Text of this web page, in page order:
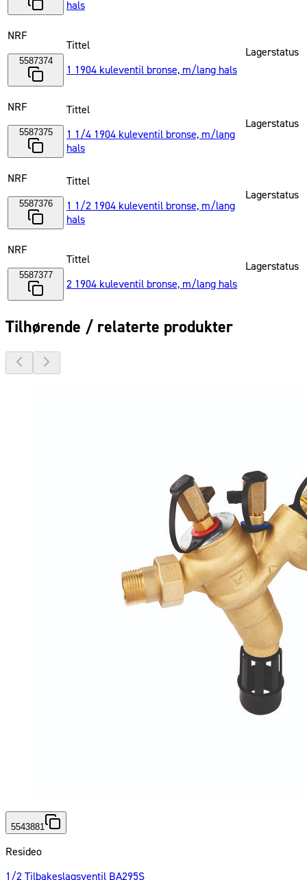
hals
NRF
5587374
Tittel
1 1904 kuleventil bronse, m/lang hals
Lagerstatus
NRF
5587375
Tittel
1 1/4 1904 kuleventil bronse, m/lang
hals
Lagerstatus
NRF
5587376
Tittel
1 1/2 1904 kuleventil bronse, m/lang
hals
Lagerstatus
NRF
5587377
Tittel
2 1904 kuleventil bronse, m/lang hals
Lagerstatus
Tilhørende / relaterte produkter
5543881
Resideo
1/2 Tilbakeslagsventil BA295S